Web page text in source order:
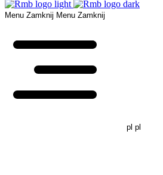
Menu Zamknij Menu Zamknij
pl pl